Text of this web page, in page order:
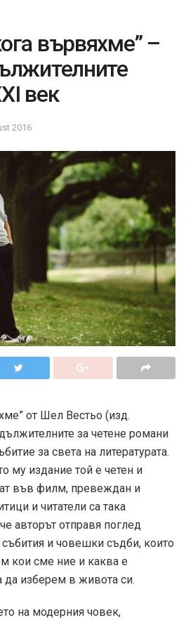
вървяхме” –
век
2016
от Шел Вестьо (изд.
за четене романи
за света на литературата.
му издание той е четен и
във филм, превеждан и
и читатели са така
авторът отправя поглед
събития и човешки съдби, които
кои сме ние и каква е
да изберем в живота си.
на модерния човек,